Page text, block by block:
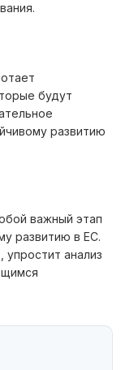
будут
развитию
важный этап
развитию в ЕС.
анализ